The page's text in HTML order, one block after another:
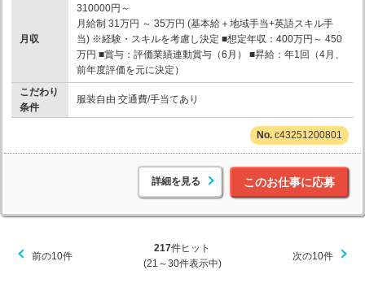
月収
310000円～
月給制 31万円 ～ 35万円 (基本給＋地域手当+英語スキル手
当) ※経験・スキルを考慮し決定 ■想定年収：400万円～ 450
万円 ■賞与：評価業績連動賞与（6月） ■昇給：年1回（4月、
前年度評価を元に決定）
こだわり
条件
服装自由 交通費/手当てあり
c43251200801
詳細を見る このお仕事に応募
前の10件
217件ヒット
(21～30件表示中)
次の10件